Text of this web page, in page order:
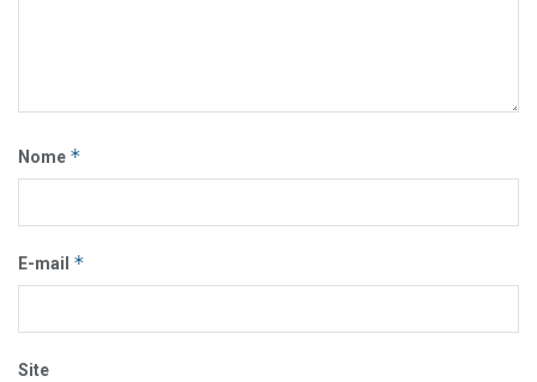
Nome *
E-mail *
Site